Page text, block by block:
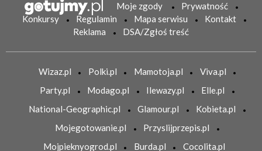
Moje zgody
Prywatność
Konkursy
Regulamin Mapa serwisu
Kontakt
Reklama
DSA/Zgłoś treść
Wizaz.pl Polki.pl Mamotoja.pl
Viva.pl
Party.pl
Modago.pl Ilewazy.pl
Elle.pl
National-Geographic.pl
Glamour.pl
Kobieta.pl
Mojegotowanie.pl
Przyslijprzepis.pl
Mojpieknyogrod.pl
Burda.pl Cocolita.pl